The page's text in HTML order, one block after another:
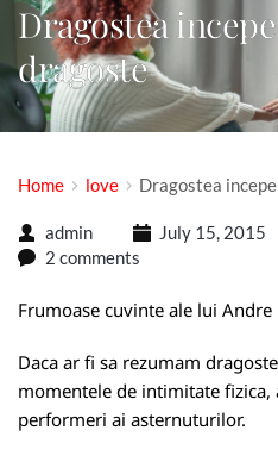
Dragostea
dragoste
Home love Dragostea
admin July 15, 2015
2 comments
Frumoase cuvinte ale lui Andre
Daca ar fi sa rezumam
momentele de intimitate fizica,
performeri ai asternuturilor.